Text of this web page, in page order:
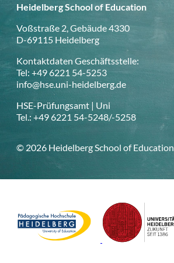
Heidelberg School of Education
Voßstraße 2, Gebäude 4330
D-69115 Heidelberg
Kontaktdaten Geschäftsstelle:
Tel: +49 6221 54-5253
info@hse.uni-heidelberg.de
HSE-Prüfungsamt | Uni
Tel.: +49 6221 54-5248/-5258
© 2026 Heidelberg School of Education